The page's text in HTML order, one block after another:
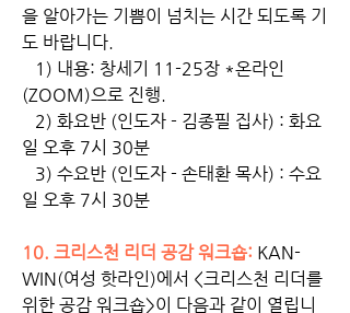
을 알아가는 기쁨이 넘치는 시간 되도록 기
도 바랍니다.
1) 내용: 창세기 11-25장 *온라인
(ZOOM)으로 진행.
2) 화요반 (인도자 - 김종필 집사) : 화요
일 오후 7시 30분
3) 수요반 (인도자 - 손태환 목사) : 수요
일 오후 7시 30분
10. 크리스천 리더 공감 워크숍: KAN-
WIN(여성 핫라인)에서 <크리스천 리더를
위한 공감 워크숍>이 다음과 같이 열립니